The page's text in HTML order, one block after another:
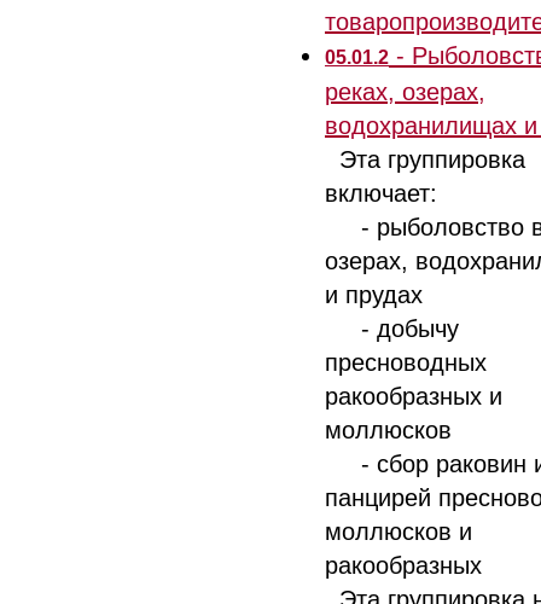
05.01.2 -
реках, озерах,
водохранилищах и
Эта группировка
включает:
- рыболовство
озерах,
и прудах
- добычу
пресноводных
ракообразных и
моллюсков
- сбор раковин
панцирей
моллюсков и
ракообразных